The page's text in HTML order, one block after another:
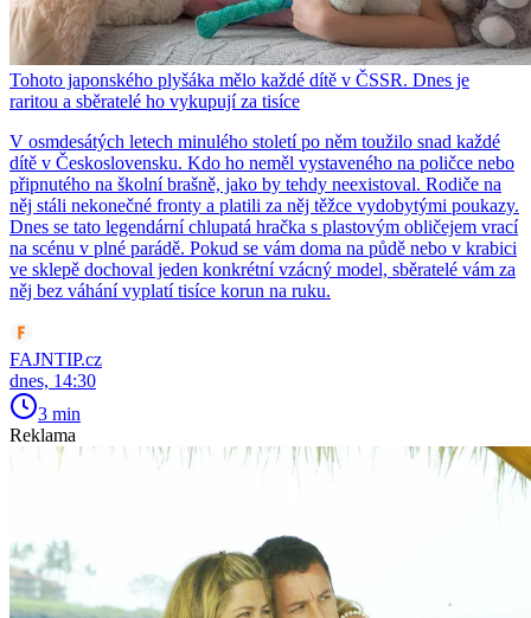
Tohoto japonského plyšáka mělo každé dítě v ČSSR. Dnes je
raritou a sběratelé ho vykupují za tisíce
V osmdesátých letech minulého století po něm toužilo snad každé
dítě v Československu. Kdo ho neměl vystaveného na poličce nebo
připnutého na školní brašně, jako by tehdy neexistoval. Rodiče na
něj stáli nekonečné fronty a platili za něj těžce vydobytými poukazy.
Dnes se tato legendární chlupatá hračka s plastovým obličejem vrací
na scénu v plné parádě. Pokud se vám doma na půdě nebo v krabici
ve sklepě dochoval jeden konkrétní vzácný model, sběratelé vám za
něj bez váhání vyplatí tisíce korun na ruku.
FAJNTIP.cz
dnes, 14:30
3 min
Reklama